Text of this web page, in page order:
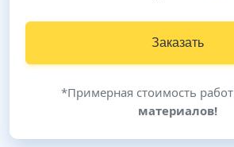
Заказать
*Примерная стоимость работ
материалов!